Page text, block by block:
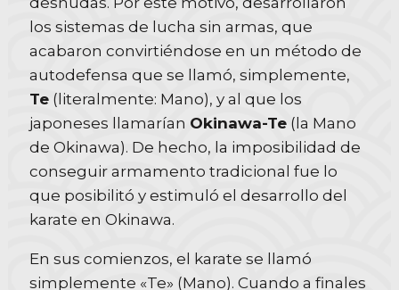
los sistemas de lucha sin armas, que
acabaron convirtiéndose en un método de
autodefensa que se llamó, simplemente,
Te (literalmente: Mano), y al que los
japoneses llamarían Okinawa-Te (la Mano
de Okinawa). De hecho, la imposibilidad de
conseguir armamento tradicional fue lo
que posibilitó y estimuló el desarrollo del
karate en Okinawa.
En sus comienzos, el karate se llamó
simplemente «Te» (Mano). Cuando a finales